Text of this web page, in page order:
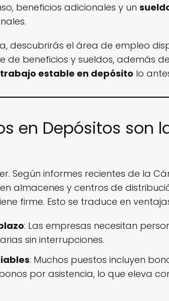
beneficios adicionales y un
descubrirás el área de empleo
de beneficios y sueldos, además
trabajo estable en depósito lo
en Depósitos son
Según informes recientes de la
almacenes y centros de
firme. Esto se traduce en
: Las empresas necesitan
sin interrupciones.
: Muchos puestos incluyen
por asistencia, lo que eleva